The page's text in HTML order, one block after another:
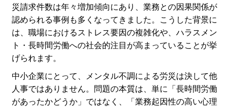
災請求件数は年々増加傾向にあり、業務との因果関係が
認められる事例も多くなってきました。こうした背景に
は、職場におけるストレス要因の複雑化や、ハラスメン
ト・長時間労働への社会的注目が高まっていることが挙
げられます。
中小企業にとって、メンタル不調による労災は決して他
人事ではありません。問題の本質は、単に「長時間労働
があったかどうか」ではなく、「業務起因性の高い心理